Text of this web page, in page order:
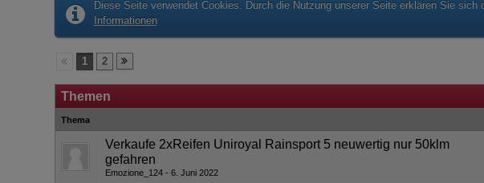
Diese Seite verwendet Cookies. Durch die Nutzung unserer Seite erklären Sie
Informationen
1 2
Themen
Thema
Verkaufe 2xReifen Uniroyal Rainsport 5 neuwertig nur 50klm
gefahren
Emozione_124 6. Juni 2022